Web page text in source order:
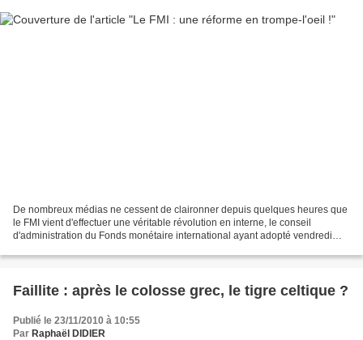
De nombreux médias ne cessent de claironner depuis quelques heures que
le FMI vient d'effectuer une véritable révolution en interne, le conseil
d'administration du Fonds monétaire international ayant adopté vendredi
Faillite : après le colosse grec, le tigre celtique ?
Publié le 23/11/2010 à 10:55
Par Raphaël DIDIER